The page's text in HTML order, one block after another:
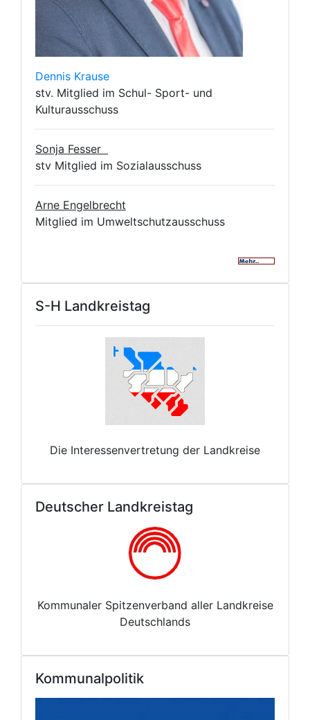
S-H Landkreistag
Die Interessenvertretung der Landkreise
Deutscher Landkreistag
Kommunaler Spitzenverband aller Landkreise
Deutschlands
Kommunalpolitik
Dennis Krause
stv. Mitglied im Schul- Sport- und
Kulturausschuss
Sonja Fesser
stv Mitglied im Sozialausschuss
Arne Engelbrecht
Mitglied im Umweltschutzausschuss